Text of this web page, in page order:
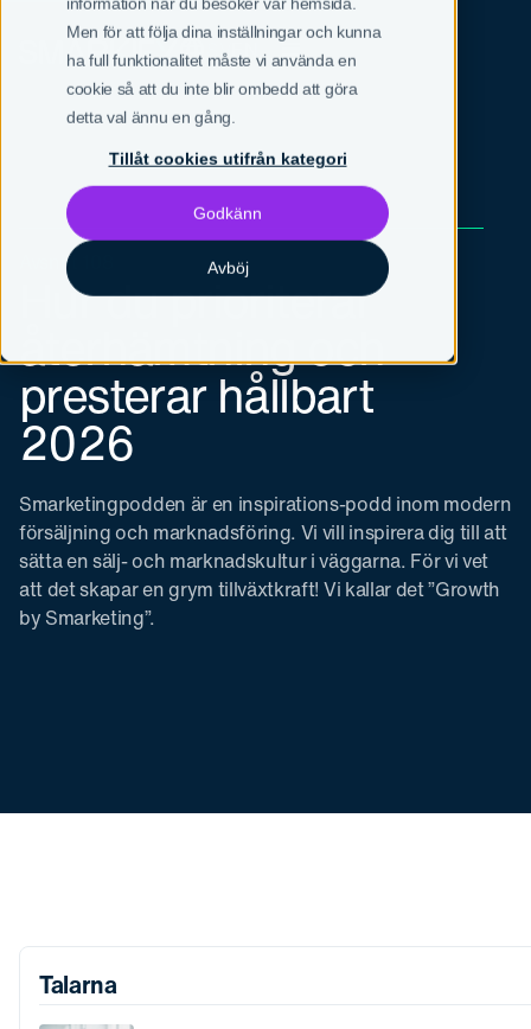
Men för att följa dina inställningar och kunna
ha full funktionalitet måste vi använda en
cookie så att du inte blir ombedd att göra
detta val ännu en gång.
Tillåt cookies utifrån kategori
Godkänn
Avböj
SVEN
Avsnitt 108
Hur du prioriterar
återhämtning och
presterar hållbart
2026
Smarketingpodden är en inspirations-podd inom modern
försäljning och marknadsföring. Vi vill inspirera dig till att
sätta en sälj- och marknadskultur i väggarna. För vi vet
att det skapar en grym tillväxtkraft! Vi kallar det ”Growth
by Smarketing”.
Talarna